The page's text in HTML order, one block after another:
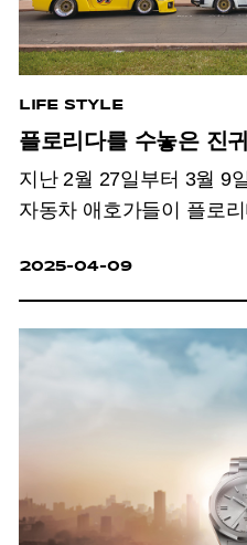
LIFE STYLE
플로리다를 수놓은 진
지난 2월 27일부터 3월 9
자동차 애호가들이 플로
모다마이애미’와 세계적
이벤트 ‘아멜리아 콩쿠르
때문이다.
2025-04-09